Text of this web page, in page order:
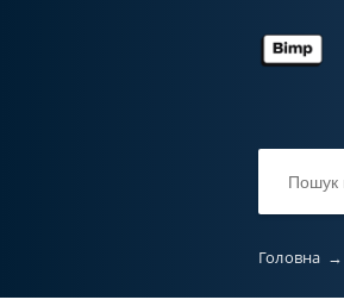
Головна →